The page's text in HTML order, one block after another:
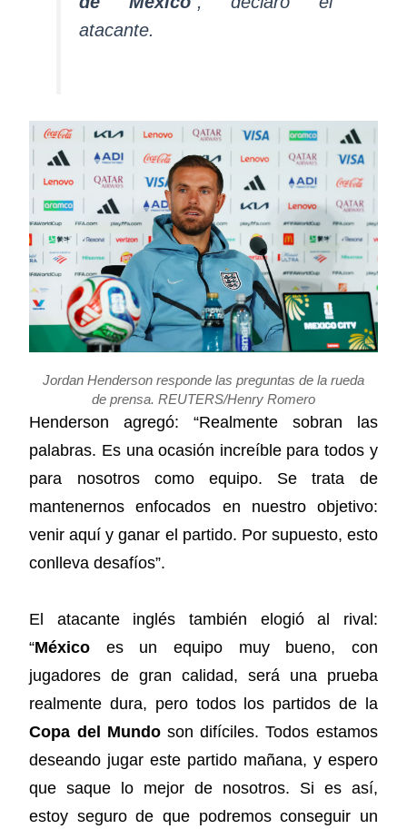
atacante.
Jordan Henderson responde las preguntas de la rueda
de prensa. REUTERS/Henry Romero
Henderson agregó: “Realmente sobran las
palabras. Es una ocasión increíble para todos y
para nosotros como equipo. Se trata de
mantenernos enfocados en nuestro objetivo:
venir aquí y ganar el partido. Por supuesto, esto
conlleva desafíos”.
El atacante inglés también elogió al rival:
“México es un equipo muy bueno, con
jugadores de gran calidad, será una prueba
realmente dura, pero todos los partidos de la
Copa del Mundoson difíciles. Todos estamos
deseando jugar este partido mañana, y espero
que saque lo mejor de nosotros. Si es así,
estoy seguro de que podremos conseguir un